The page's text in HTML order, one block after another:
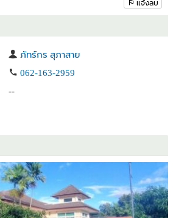
จดีครับ ***ติดเจ้าของโดยตรงทุก
ลเพิ่มเติม แชท/โทร มาคุยได้ครับ
ย #ขายคอนโด #ทาวน์โฮม#บ้านกรุงเทพ
หนือ #ขายคอนโดพัทยา #บ้านหรูพัทยา #พูล
อน #อสังหาพัทยา #บ้านLuxury #ราคาต่อ
ญ่ #บ้านเขาใหญ่ #บ้านปากช่อง #ที่ดิน
#ระยอง #บ้านระยอง #อาคารพาณิชย์
แจ้งลบ
ภัทร์กร สุภาสาย
062-163-2959
--